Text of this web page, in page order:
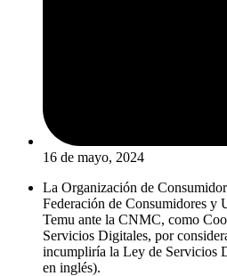
16 de mayo, 2024
La Organización de
Federación de Consumidores y
Temu ante la CNMC, como
Servicios Digitales, por
incumpliría la Ley de Servicios
en inglés).